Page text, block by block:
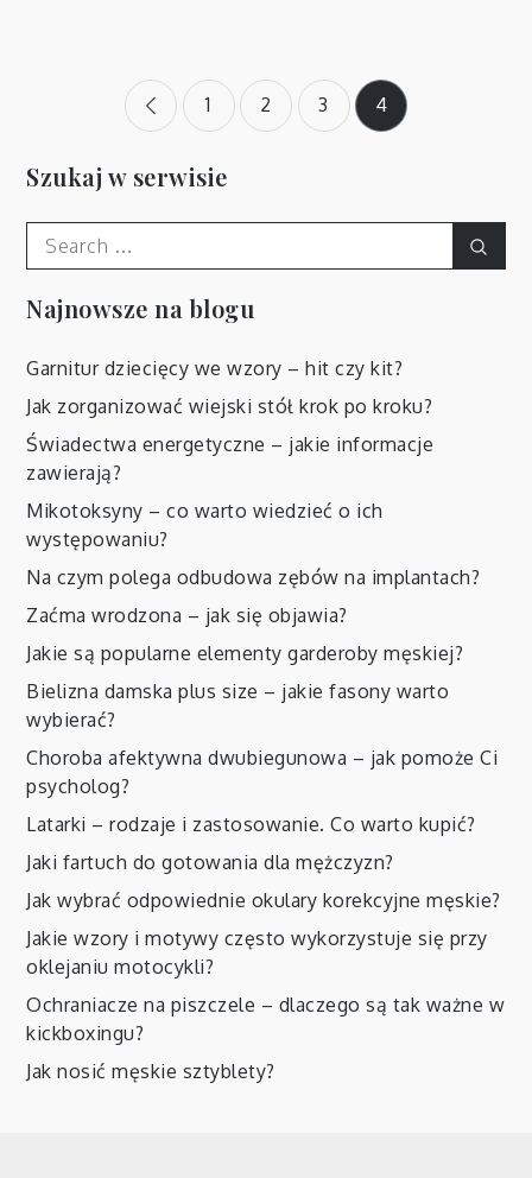
Stronicowanie
wpisów
1 2 3 4
Szukaj w serwisie
Search
for:
Najnowsze na blogu
Garnitur dziecięcy we wzory – hit czy kit?
Jak zorganizować wiejski stół krok po kroku?
Świadectwa energetyczne – jakie informacje
zawierają?
Mikotoksyny – co warto wiedzieć o ich
występowaniu?
Na czym polega odbudowa zębów na implantach?
Zaćma wrodzona – jak się objawia?
Jakie są popularne elementy garderoby męskiej?
Bielizna damska plus size – jakie fasony warto
wybierać?
Choroba afektywna dwubiegunowa – jak pomoże Ci
psycholog?
Latarki – rodzaje i zastosowanie. Co warto kupić?
Jaki fartuch do gotowania dla mężczyzn?
Jak wybrać odpowiednie okulary korekcyjne męskie?
Jakie wzory i motywy często wykorzystuje się przy
oklejaniu motocykli?
Ochraniacze na piszczele – dlaczego są tak ważne w
kickboxingu?
Jak nosić męskie sztyblety?